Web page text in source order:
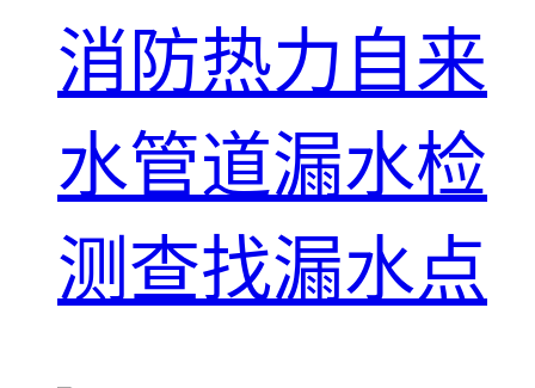
消防热力自来
水管道漏水检
测查找漏水点